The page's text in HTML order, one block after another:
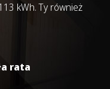
kWh. Ty również
rata